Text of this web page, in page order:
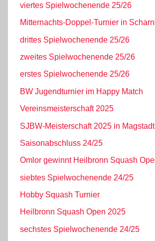
viertes Spielwochenende 25/26
Mitternachts-Doppel-Turnier in
drittes Spielwochenende 25/26
zweites Spielwochenende 25/26
erstes Spielwochenende 25/26
BW Jugendturnier im Happy Match
Vereinsmeisterschaft 2025
SJBW-Meisterschaft 2025 in Magstadt
Saisonabschluss 24/25
Omlor gewinnt Heilbronn Squash
siebtes Spielwochenende 24/25
Hobby Squash Turnier
Heilbronn Squash Open 2025
sechstes Spielwochenende 24/25